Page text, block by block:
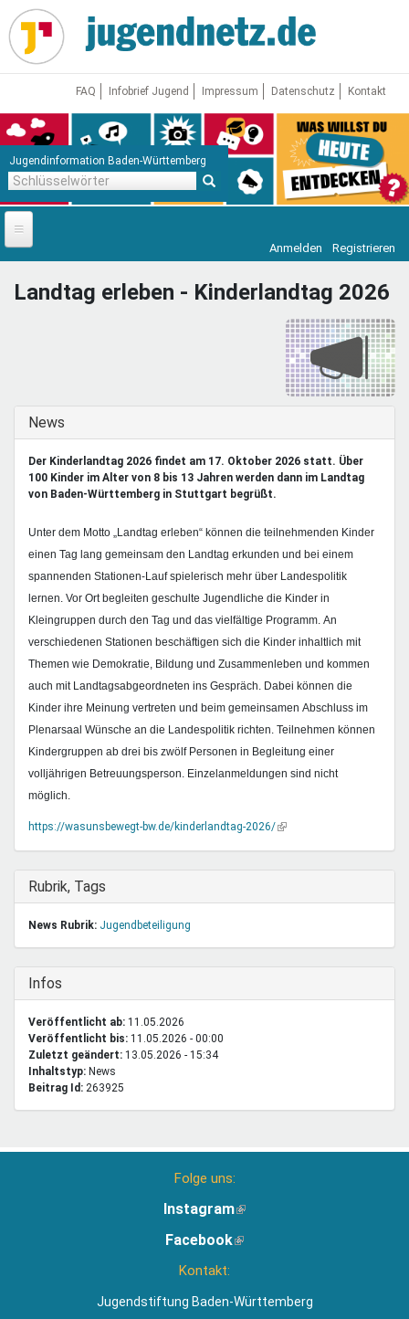
Direkt
zum
Inhalt
FAQ Infobrief Jugend Impressum Datenschutz Kontakt
Jugendinformation Baden-Württemberg
Startseite
News
Mentoren & Projekte
Schule & Beruf
Demokratie & Beteiligung
Anmelden Registrieren
Landtag erleben - Kinderlandtag 2026
Ausblenden
News
Der Kinderlandtag 2026 findet am 17. Oktober 2026 statt. Über
100 Kinder im Alter von 8 bis 13 Jahren werden dann im Landtag
von Baden-Württemberg in Stuttgart begrüßt.
Unter dem Motto „Landtag erleben“ können die teilnehmenden Kinder
einen Tag lang gemeinsam den Landtag erkunden und bei einem
spannenden Stationen-Lauf spielerisch mehr über Landespolitik
lernen. Vor Ort begleiten geschulte Jugendliche die Kinder in
Kleingruppen durch den Tag und das vielfältige Programm. An
verschiedenen Stationen beschäftigen sich die Kinder inhaltlich mit
Themen wie Demokratie, Bildung und Zusammenleben und kommen
auch mit Landtagsabgeordneten ins Gespräch. Dabei können die
Kinder ihre Meinung vertreten und beim gemeinsamen Abschluss im
Plenarsaal Wünsche an die Landespolitik richten. Teilnehmen können
Kindergruppen ab drei bis zwölf Personen in Begleitung einer
volljährigen Betreuungsperson . Einzelanmeldungen sind nicht
möglich.
https://wasunsbewegt-bw.de/kinderlandtag-2026/(Link
Ausblenden
Rubrik, Tags
News Rubrik: Jugendbeteiligung
Ausblenden
Infos
Veröffentlicht ab: 11.05.2026
Veröffentlicht bis: 11.05.2026 - 00:00
Zuletzt geändert: 13.05.2026 - 15:34
Inhaltstyp:
news
Beitrag Id: 263925
Folge uns:
Instagram(Link
extern)
Facebook(Link
Kontakt:
Jugendstiftung Baden-Württemberg